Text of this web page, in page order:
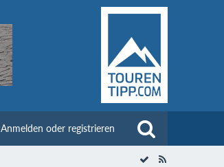
Anmelden oder registrieren